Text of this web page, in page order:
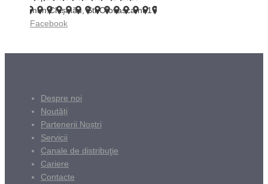
mun.Chișinău, Str.Otovasca nr.17
Facebook
Despre noi
Noutăți
Partenerii Noștri
Servicii
Canale de distribuţie
Cariere
Contacte